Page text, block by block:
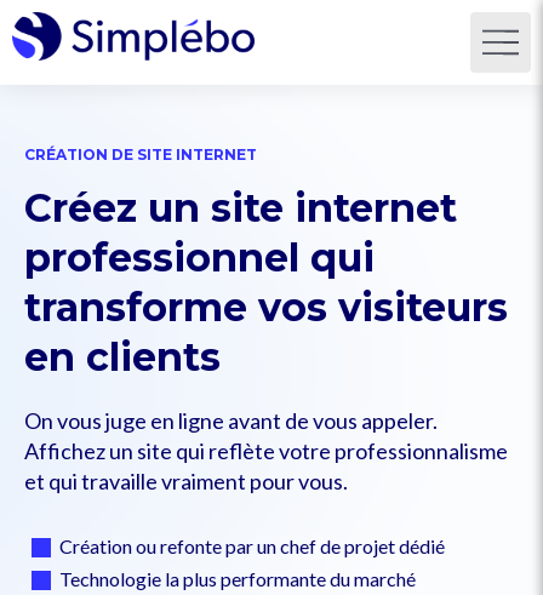
CRÉATION DE SITE INTERNET
Créez un site internet
professionnel qui
transforme vos visiteurs
en clients
On vous juge en ligne avant de vous appeler.
Affichez un site qui reflète votre professionnalisme
et qui travaille vraiment pour vous.
Création ou refonte par un chef de projet dédié
Technologie la plus performante du marché